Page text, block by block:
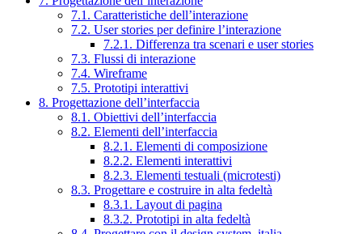
7.1. Caratteristiche dell’interazione
7.2. User stories per definire l’interazione
7.2.1. Differenza tra scenari e user stories
7.3. Flussi di interazione
7.4. Wireframe
7.5. Prototipi interattivi
8. Progettazione dell’interfaccia
8.1. Obiettivi dell’interfaccia
8.2. Elementi dell’interfaccia
8.2.1. Elementi di composizione
8.2.2. Elementi interattivi
8.2.3. Elementi testuali (microtesti)
8.3. Progettare e costruire in alta fedeltà
8.3.1. Layout di pagina
8.3.2. Prototipi in alta fedeltà